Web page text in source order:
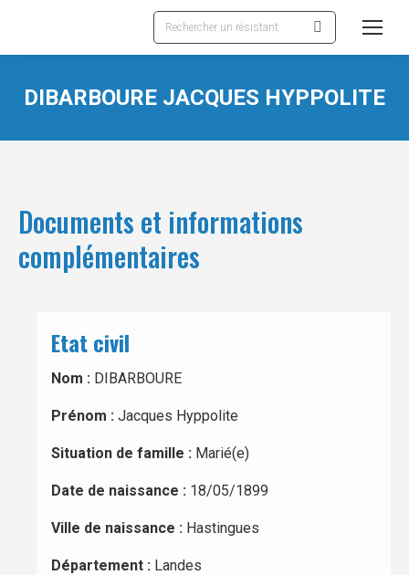
Recherche
:
DIBARBOURE JACQUES HYPPOLITE
Documents et informations
complémentaires
Etat civil
Nom : DIBARBOURE
Prénom : Jacques Hyppolite
Situation de famille : Marié(e)
Date de naissance : 18/05/1899
Ville de naissance : Hastingues
Département : Landes